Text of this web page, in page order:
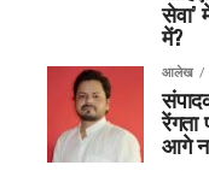
में?
आलेख
आगे